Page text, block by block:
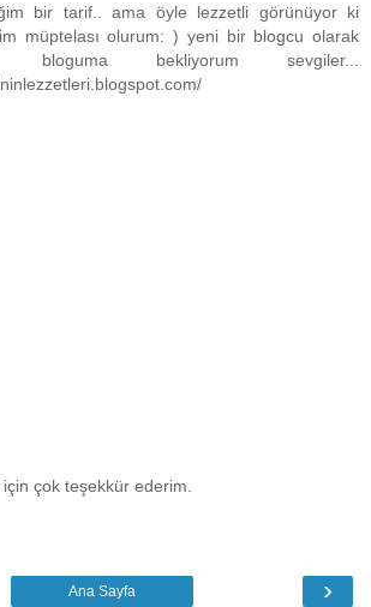
bir tarif.. ama öyle lezzetli görünüyor ki
müptelası olurum: ) yeni bir blogcu olarak
bekliyorum sevgiler...
için çok teşekkür ederim.
›
Ana Sayfa